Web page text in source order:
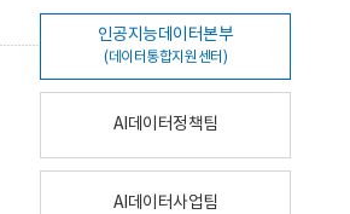
인공지능데이터본부
(데이터통합지원센터)
AI데이터정책팀
AI데이터사업팀